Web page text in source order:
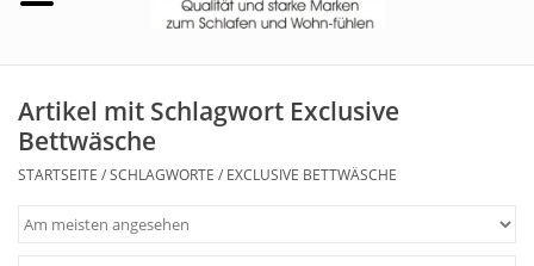
Tag & Nachtwäsche
Freizeit-Hausanzüge
Artikel mit Schlagwort Exclusive
Bettwäsche
STARTSEITE /SCHLAGWORTE / EXCLUSIVE BETTWÄSCHE